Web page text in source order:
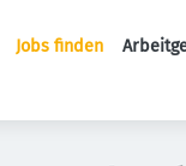
Jobs finden